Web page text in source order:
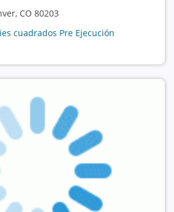
CO 80203
cuadrados Pre Ejecución